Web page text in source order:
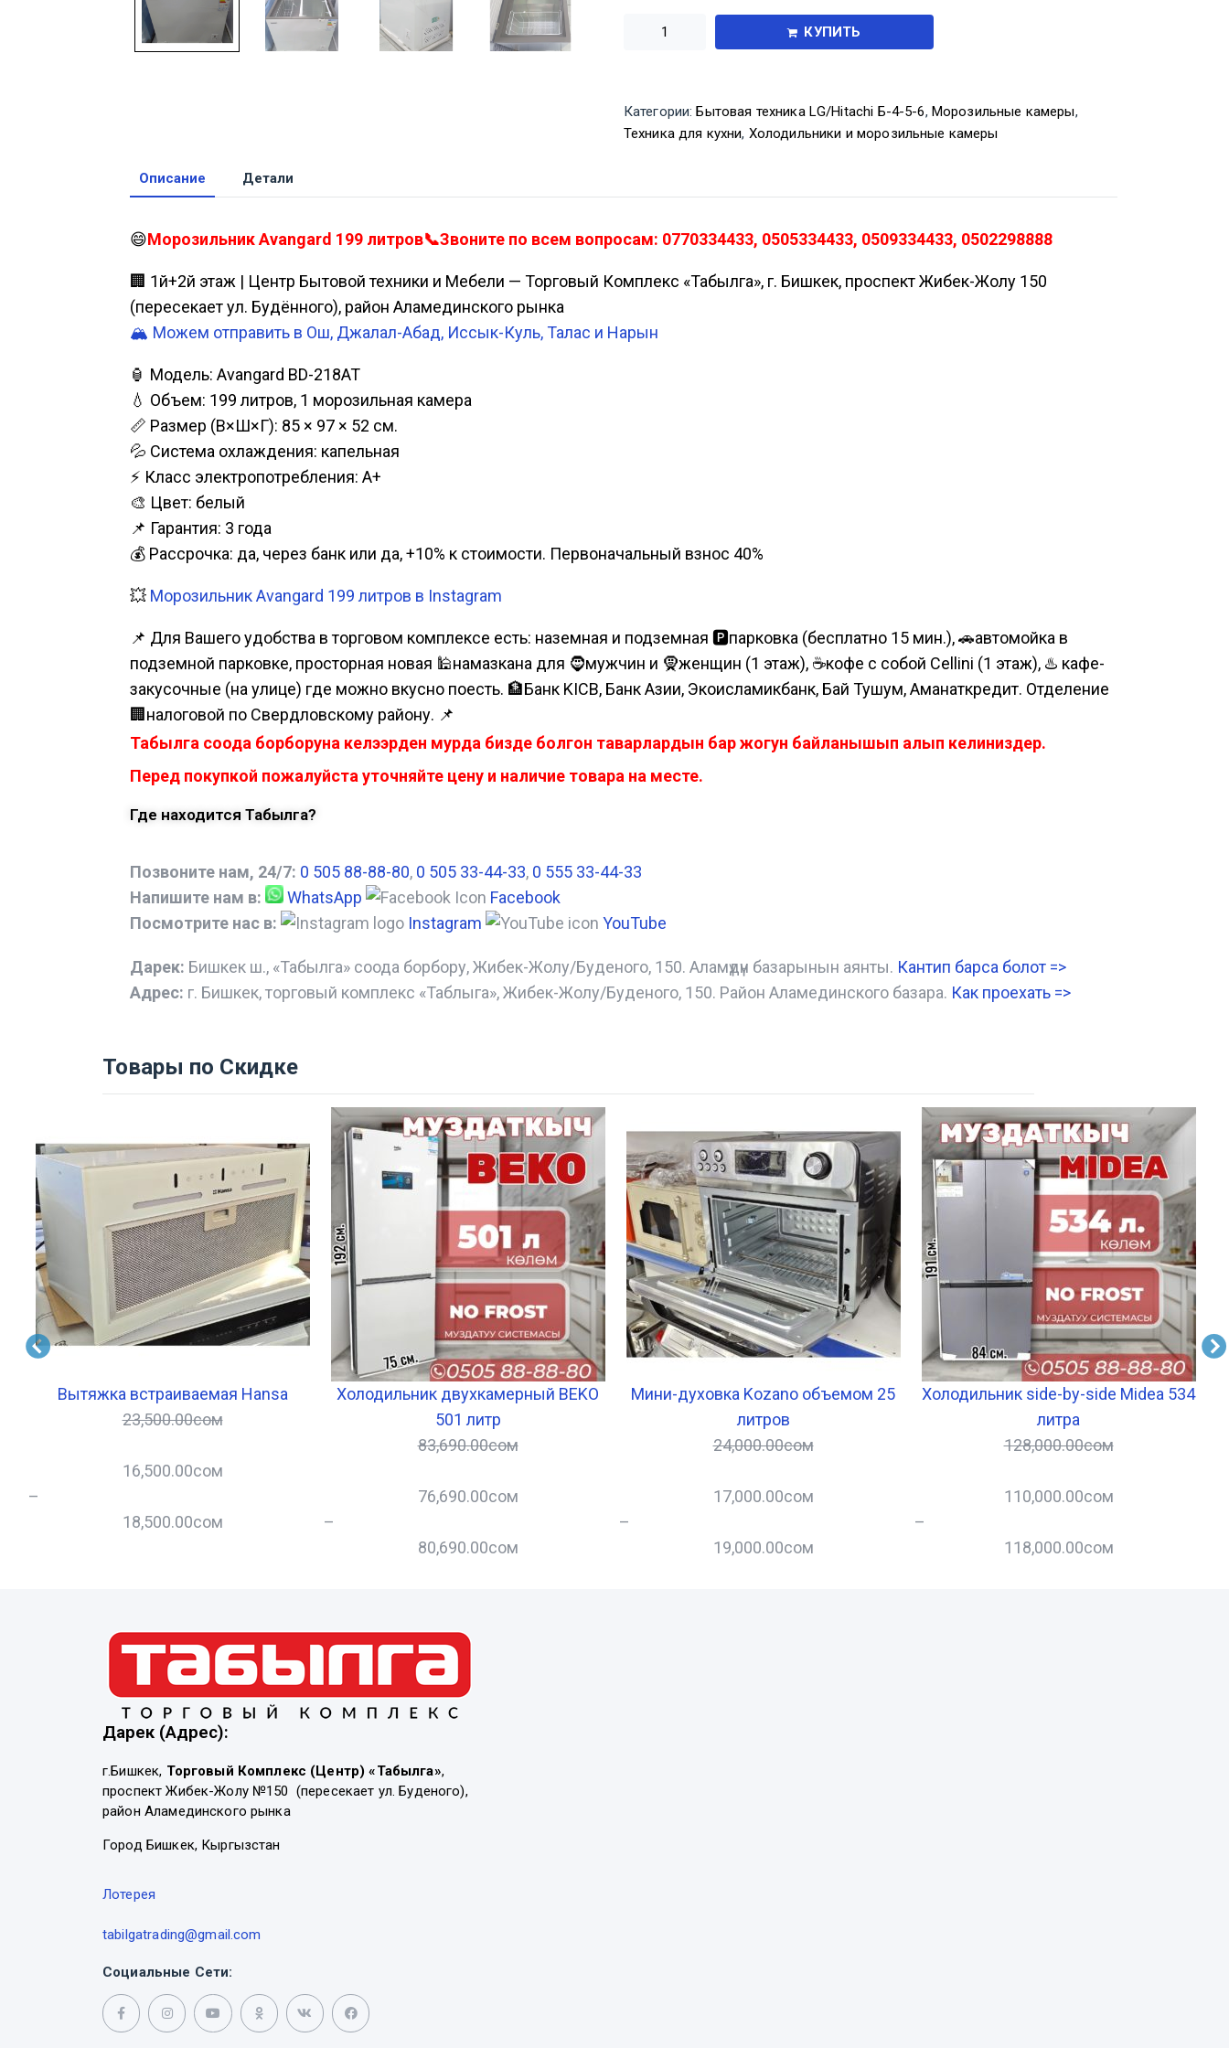
КУПИТЬ
Категории: Бытовая техника LG/Hitachi Б-4-5-6, Морозильные камеры,
Техника для кухни, Холодильники и морозильные камеры
Описание Детали
😄Морозильник Avangard 199 литров📞Звоните по всем вопросам: 0770334433, 0505334433, 0509334433, 0502298888
🏢 1й+2й этаж | Центр Бытовой техники и Мебели — Торговый Комплекс «Табылга», г. Бишкек, проспект Жибек-Жолу 150
(пересекает ул. Будённого), район Аламединского рынка
🏔️ Можем отправить в Ош, Джалал-Абад, Иссык-Куль, Талас и Нарын
🏮 Модель: Avangard BD-218AT
💧 Объем: 199 литров, 1 морозильная камера
📏 Размер (В×Ш×Г): 85 × 97 × 52 см.
💦 Система охлаждения: капельная
⚡ Класс электропотребления: A+
🎨 Цвет: белый
📌 Гарантия: 3 года
💰 Рассрочка: да, через банк или да, +10% к стоимости. Первоначальный взнос 40%
💥 Морозильник Avangard 199 литров в Instagram
📌 Для Вашего удобства в торговом комплексе есть: наземная и подземная 🅿парковка (бесплатно 15 мин.), 🚗автомойка в
подземной парковке, просторная новая 🕌намазкана для 🧔мужчин и 🧕женщин (1 этаж), ☕кофе с собой Cellini (1 этаж), ♨️ кафе-
закусочные (на улице) где можно вкусно поесть. 🏦Банк KICB, Банк Азии, Экоисламикбанк, Бай Тушум, Аманаткредит. Отделение
🏢налоговой по Свердловскому району. 📌
Табылга соода борборуна келээрден мурда бизде болгон таварлардын бар жогун байланышып алып келиниздер.
Перед покупкой пожалуйста уточняйте цену и наличие товара на месте.
Где находится Табылга?
Позвоните нам, 24/7: 0 505 88-88-80, 0 505 33-44-33, 0 555 33-44-33
Напишите нам в:
WhatsApp
Facebook
Посмотрите нас в:
Instagram YouTube
Дарек: Бишкек ш., «Табылга» соода борбору, Жибек-Жолу/Буденого, 150. Аламүдүн базарынын аянты. Кантип барса болот =>
Адрес: г. Бишкек, торговый комплекс «Таблыга», Жибек-Жолу/Буденого, 150. Район Аламединского базара. Как проехать =>
Товары по Скидке
Вытяжка встраиваемая Hansa
23,500.00сом
16,500.00сом
–
18,500.00сом
Холодильник двухкамерный BEKO
501 литр
83,690.00сом
76,690.00сом
–
80,690.00сом
Мини-духовка Kozano объемом 25
литров
24,000.00сом
17,000.00сом
–
19,000.00сом
Холодильник side-by-side Midea 534
литра
128,000.00сом
110,000.00сом
–
118,000.00сом
Дарек (Адрес):
г.Бишкек, Торговый Комплекс (Центр) «Табылга»,
проспект Жибек-Жолу №150 (пересекает ул. Буденого),
район Аламединского рынка
Город Бишкек, Кыргызстан
Лотерея
tabilgatrading@gmail.com
Социальные Сети: